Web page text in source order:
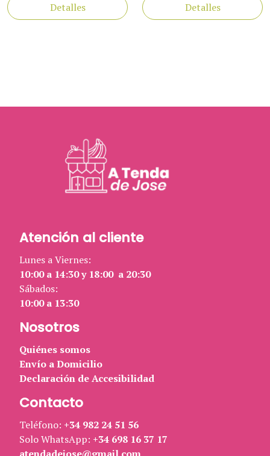
Detalles
Detalles
Atención al cliente
Lunes a Viernes:
10:00 a 14:30 y 18:00 a 20:30
Sábados:
10:00 a 13:30
Nosotros
Quiénes somos
Envío a Domicilio
Declaración de Accesibilidad
Contacto
Teléfono: +34 982 24 51 56
Solo WhatsApp: +34 698 16 37 17
atendadejose@gmail.com